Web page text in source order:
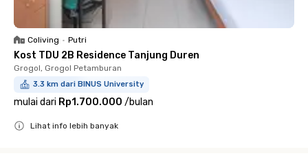
Coliving • Putri
Kost TDU 2B Residence Tanjung Duren
Grogol, Grogol Petamburan
3.3 km dari BINUS University
mulai dari Rp1.700.000 /bulan
Lihat info lebih banyak